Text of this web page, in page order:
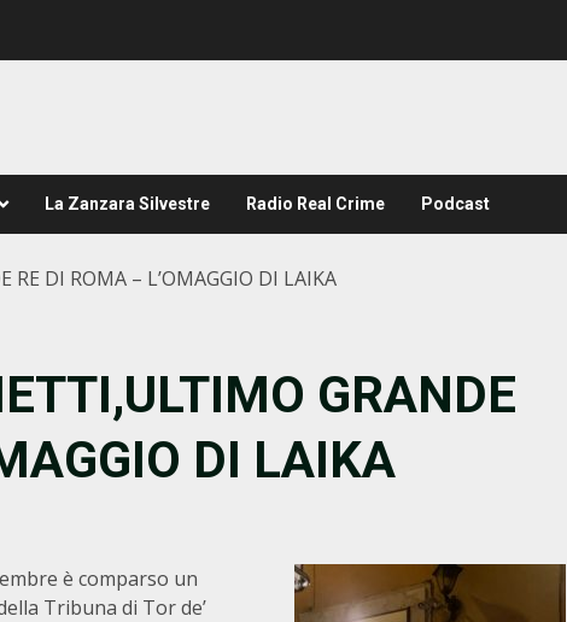
La Zanzara Silvestre Radio Real Crime Podcast
DI ROMA – L’OMAGGIO DI LAIKA
GRANDE
DI LAIKA
è comparso un
Tribuna di Tor de’